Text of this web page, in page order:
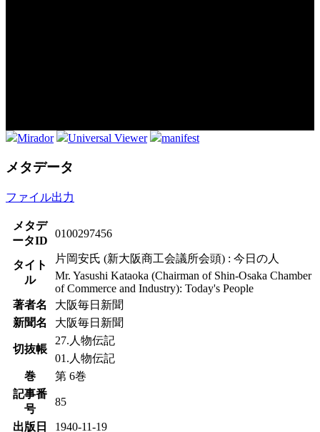
Mirador Universal Viewer manifest
メタデータ
ファイル出力
メタデ
ータID
0100297456
タイト
ル
片岡安氏 (新大阪商工会議所会頭) : 今日の人
Mr. Yasushi Kataoka (Chairman of Shin-Osaka Chamber
of Commerce and Industry): Today's People
著者名
大阪毎日新聞
新聞名
大阪毎日新聞
切抜帳
27.人物伝記
01.人物伝記
巻
第 6巻
記事番
号
85
出版日 1940-11-19